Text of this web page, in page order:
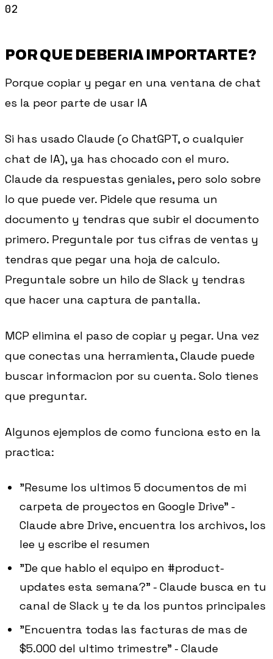
POR QUE DEBERIA IMPORTARTE?
Porque copiar y pegar en una ventana de chat
es la peor parte de usar IA
Si has usado Claude (o ChatGPT, o cualquier
chat de IA), ya has chocado con el muro.
Claude da respuestas geniales, pero solo sobre
lo que puede ver. Pidele que resuma un
documento y tendras que subir el documento
primero. Preguntale por tus cifras de ventas y
tendras que pegar una hoja de calculo.
Preguntale sobre un hilo de Slack y tendras
que hacer una captura de pantalla.
MCP elimina el paso de copiar y pegar. Una vez
que conectas una herramienta, Claude puede
buscar informacion por su cuenta. Solo tienes
que preguntar.
Algunos ejemplos de como funciona esto en la
practica:
"Resume los ultimos 5 documentos de mi
carpeta de proyectos en Google Drive" -
Claude abre Drive, encuentra los archivos, los
lee y escribe el resumen
"De que hablo el equipo en #product-
updates esta semana?" - Claude busca en tu
canal de Slack y te da los puntos principales
"Encuentra todas las facturas de mas de
$5.000 del ultimo trimestre" - Claude